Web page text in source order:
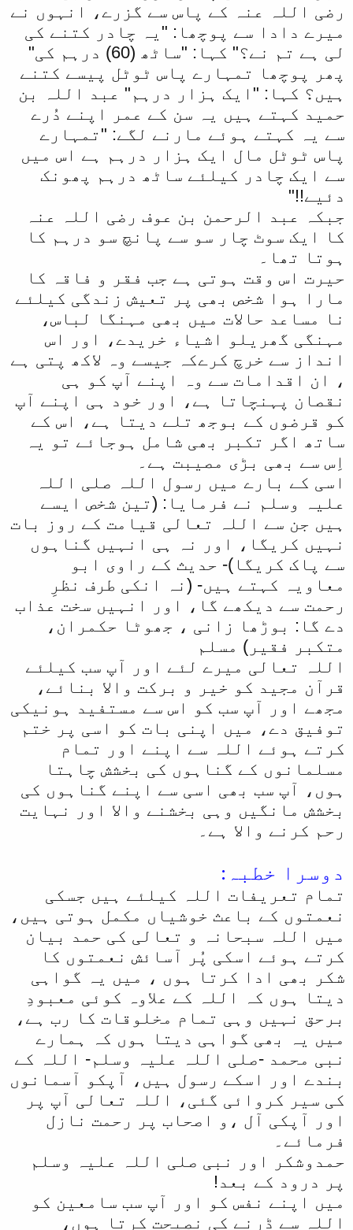
رضی اللہ عنہ کے پاس سے گزرے، انہوں نے
میرے دادا سے پوچھا: "یہ چادر کتنے کی
لی ہے تم نے؟" کہا: "ساٹھ (60) درہم کی"
پھر پوچھا تمہارے پاس ٹوٹل پیسے کتنے
ہیں؟ کہا: "ایک ہزار درہم" عبد اللہ بن
حمید کہتے ہیں یہ سن کے عمر اپنے دُرے
سے یہ کہتے ہوئے مارنے لگے: "تمہارے
پاس ٹوٹل مال ایک ہزار درہم ہے اس میں
سے ایک چادر کیلئے ساٹھ درہم پھونک
دئیے!!"
جبکہ عبد الرحمن بن عوف رضی اللہ عنہ
کا ایک سوٹ چار سو سے پانچ سو درہم کا
ہوتا تھا۔
حیرت اس وقت ہوتی ہے جب فقر و فاقہ کا
مارا ہوا شخص بھی پر تعیش زندگی کیلئے
نا مساعد حالات میں بھی مہنگا لباس،
مہنگی گھریلو اشیاء خریدے، اور اس
انداز سے خرچ کرےکہ جیسے وہ لاکھ پتی ہے
، ان اقدامات سے وہ اپنے آپ کو ہی
نقصان پہنچاتا ہے، اور خود ہی اپنے آپ
کو قرضوں کے بوجھ تلے دیتا ہے، اس کے
ساتھ اگر تکبر بھی شامل ہوجائے تو یہ
اِس سے بھی بڑی مصیبت ہے۔
اسی کے بارے میں رسول اللہ صلی اللہ
علیہ وسلم نے فرمایا: (تین شخص ایسے
ہیں جن سے اللہ تعالی قیامت کے روز بات
نہیں کریگا، اور نہ ہی انہیں گناہوں
سے پاک کریگا)- حدیث کے راوی ابو
معاویہ کہتے ہیں- (نہ انکی طرف نظرِ
رحمت سے دیکھے گا، اور انہیں سخت عذاب
دے گا: بوڑھا زانی ، جھوٹا حکمران،
متکبر فقیر) مسلم
اللہ تعالی میرے لئے اور آپ سب کیلئے
قرآن مجید کو خیر و برکت والا بنائے،
مجھے اور آپ سب کو اس سے مستفید ہونیکی
توفیق دے، میں اپنی بات کو اسی پر ختم
کرتے ہوئے اللہ سے اپنے اور تمام
مسلمانوں کے گناہوں کی بخشش چاہتا
ہوں، آپ سب بھی اسی سے اپنے گناہوں کی
بخشش مانگیں وہی بخشنے والا اور نہایت
رحم کرنے والا ہے۔
دوسرا خطبہ:
تمام تعریفات اللہ کیلئے ہیں جسکی
نعمتوں کے باعث خوشیاں مکمل ہوتی ہیں،
میں اللہ سبحانہ و تعالی کی حمد بیان
کرتے ہوئے اسکی پُر آسائش نعمتوں کا
شکر بھی ادا کرتا ہوں ، میں یہ گواہی
دیتا ہوں کہ اللہ کے علاوہ کوئی معبودِ
برحق نہیں وہی تمام مخلوقات کا رب ہے،
میں یہ بھی گواہی دیتا ہوں کہ ہمارے
نبی محمد -صلی اللہ علیہ وسلم- اللہ کے
بندے اور اسکے رسول ہیں، آپکو آسمانوں
کی سیر کروائی گئی، اللہ تعالی آپ پر
اور آپکی آل ،و اصحاب پر رحمت نازل
فرمائے۔
حمدوشکر اور نبی صلی اللہ علیہ وسلم
پر درود کے بعد!
میں اپنے نفس کو اور آپ سب سامعین کو
اللہ سے ڈرنے کی نصیحت کرتا ہوں،